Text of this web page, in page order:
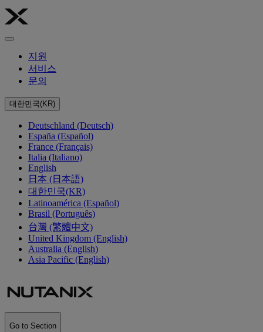
지원
서비스
문의
대한민국(KR)
Deutschland (Deutsch)
España (Español)
France (Français)
Italia (Italiano)
English
日本 (日本語)
대한민국(KR)
Latinoamérica (Español)
Brasil (Português)
台灣 (繁體中文)
United Kingdom (English)
Australia (English)
Asia Pacific (English)
Go to Section